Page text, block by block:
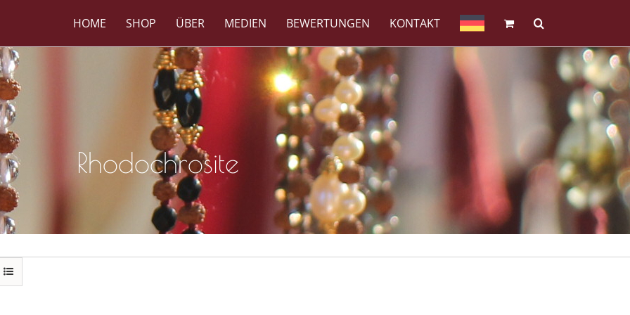
HOME SHOP ÜBER MEDIEN BEWERTUNGEN KONTAKT
Rhodochrosite